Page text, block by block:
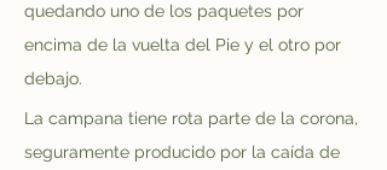
quedando uno de los paquetes por
encima de la vuelta del Pie y el otro por
debajo.
La campana tiene rota parte de la corona,
seguramente producido por la caída de